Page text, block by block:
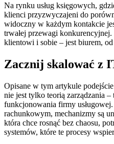
Na rynku usług księgowych,
klienci przyzwyczajeni do
widoczny w każdym kontakcie
trwałej przewagi
klientowi i sobie – jest biurem,
Zacznij skalować z
Opisane w tym artykule
nie jest tylko teorią zarządzania
funkcjonowania firmy
rachunkowym, mechanizmy są
która chce rosnąć bez chaosu,
systemów, które te procesy